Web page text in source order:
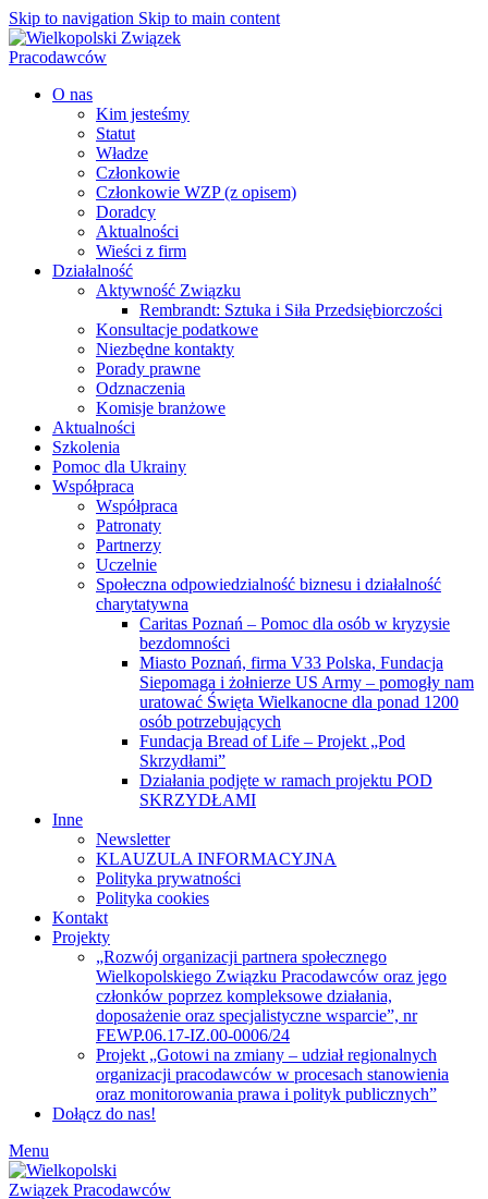
Skip to navigation Skip to main content
O nas
Kim jesteśmy
Statut
Władze
Członkowie
Członkowie WZP (z opisem)
Doradcy
Aktualności
Wieści z firm
Działalność
Aktywność Związku
Rembrandt: Sztuka i Siła Przedsiębiorczości
Konsultacje podatkowe
Niezbędne kontakty
Porady prawne
Odznaczenia
Komisje branżowe
Aktualności
Szkolenia
Pomoc dla Ukrainy
Współpraca
Współpraca
Patronaty
Partnerzy
Uczelnie
Społeczna odpowiedzialność biznesu i działalność
charytatywna
Caritas Poznań – Pomoc dla osób w kryzysie
bezdomności
Miasto Poznań, firma V33 Polska, Fundacja
Siepomaga i żołnierze US Army – pomogły nam
uratować Święta Wielkanocne dla ponad 1200
osób potrzebujących
Fundacja Bread of Life – Projekt „Pod
Skrzydłami”
Działania podjęte w ramach projektu POD
SKRZYDŁAMI
Inne
Newsletter
KLAUZULA INFORMACYJNA
Polityka prywatności
Polityka cookies
Kontakt
Projekty
„Rozwój organizacji partnera społecznego
Wielkopolskiego Związku Pracodawców oraz jego
członków poprzez kompleksowe działania,
doposażenie oraz specjalistyczne wsparcie”, nr
FEWP.06.17-IZ.00-0006/24
Projekt „Gotowi na zmiany – udział regionalnych
organizacji pracodawców w procesach stanowienia
oraz monitorowania prawa i polityk publicznych”
Dołącz do nas!
Menu